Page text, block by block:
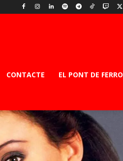
CONTACTE EL PONT DE FERRO